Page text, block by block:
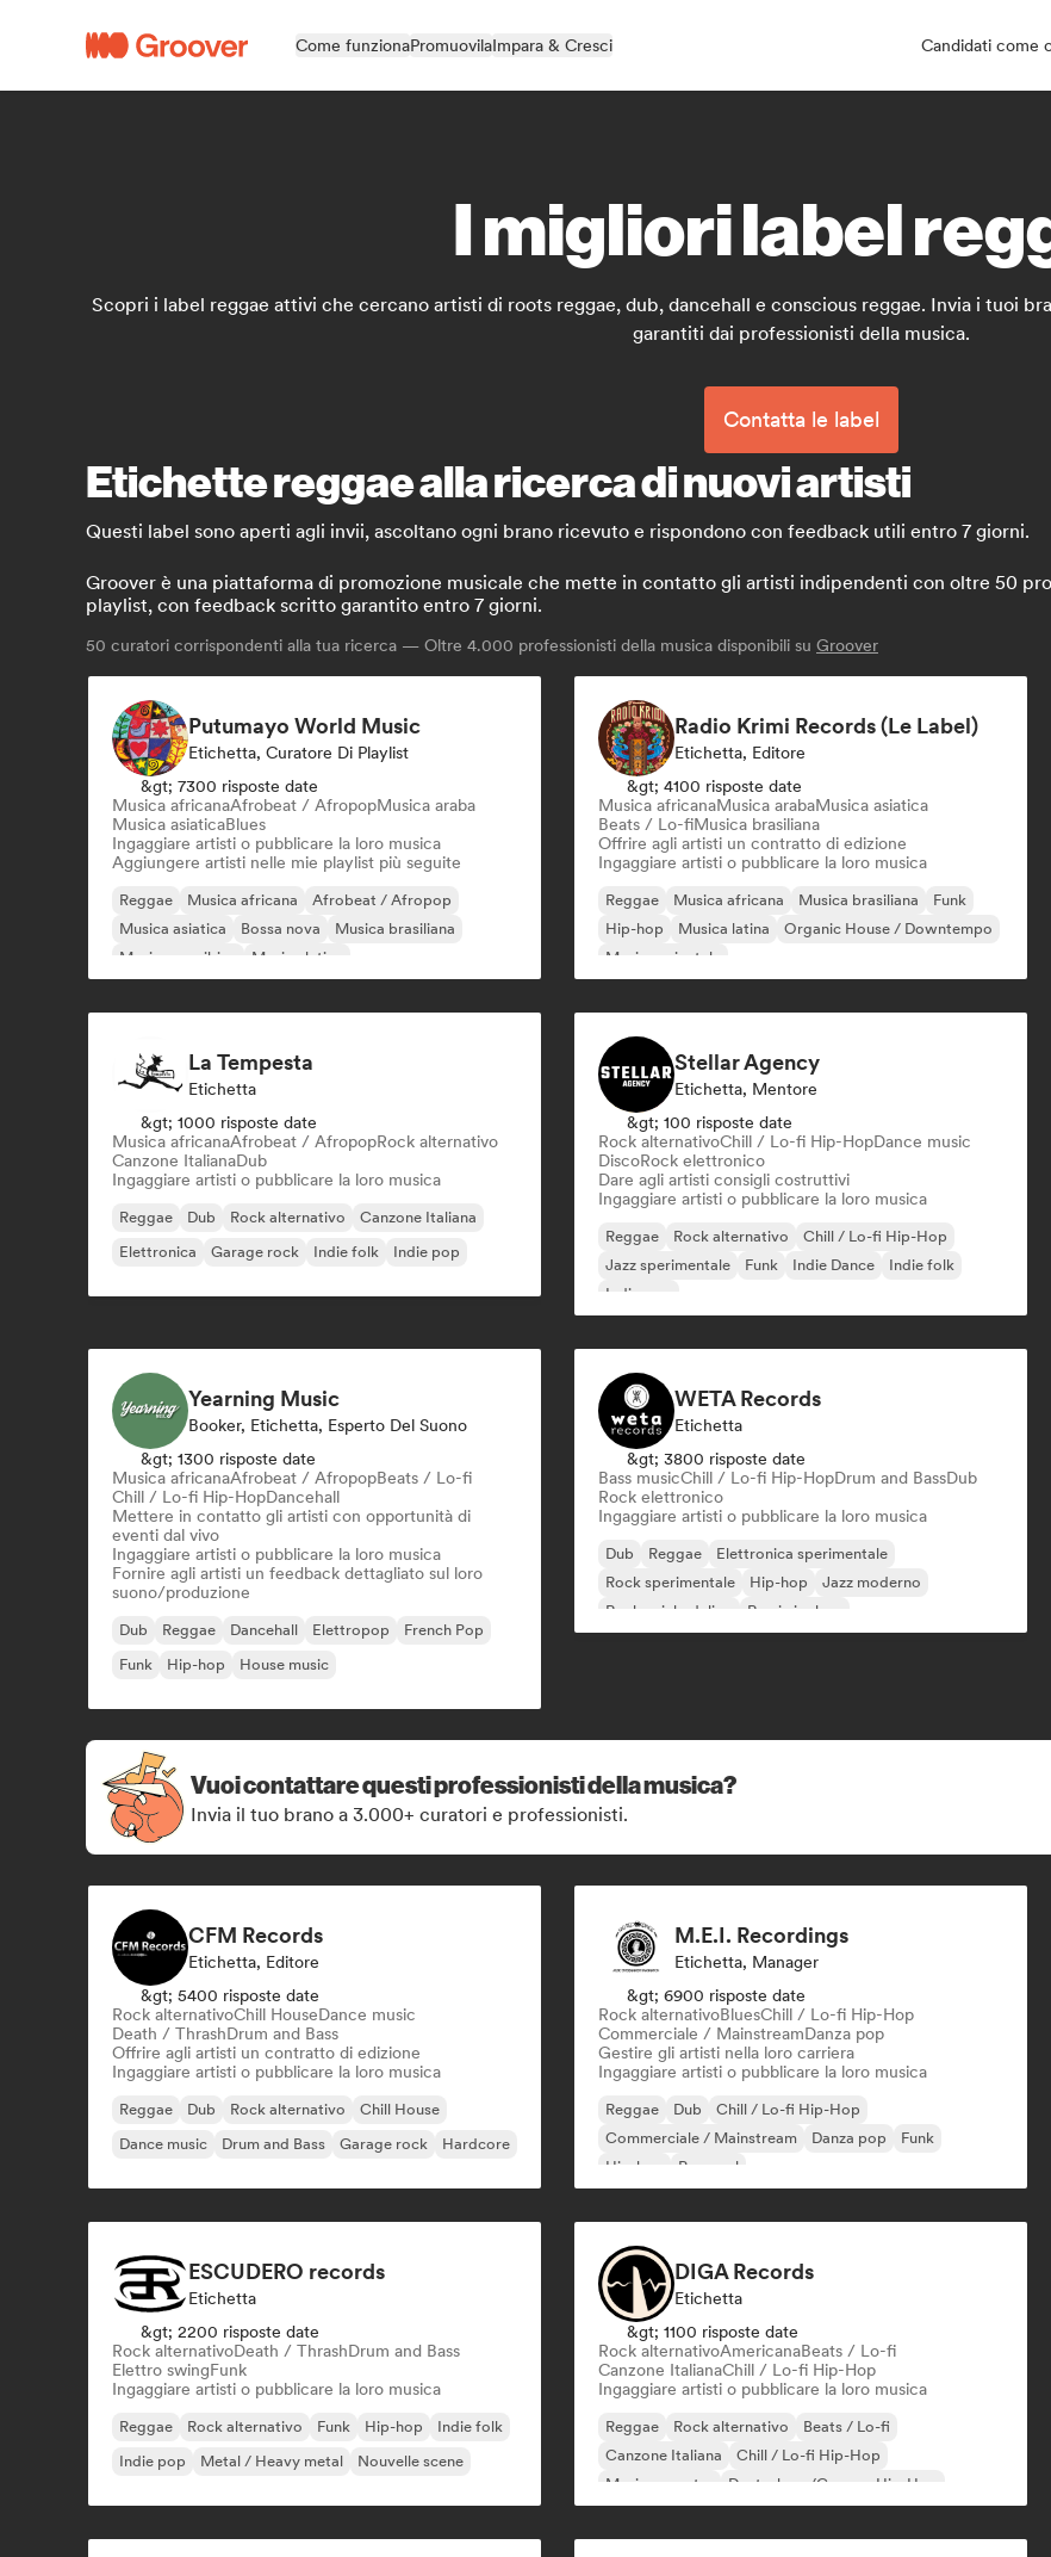
Come funzionaPromuovilaImpara & Cresci Candidati come
I migliori label
Scopri i label reggae attivi che cercano artisti di roots reggae, dub, dancehall e conscious reggae. Invia i tuoi
garantiti dai professionisti della musica.
Contatta le label
Etichette reggae alla ricerca di nuovi artisti
Questi label sono aperti agli invii, ascoltano ogni brano ricevuto e rispondono con feedback utili entro 7 giorni.
Groover è una piattaforma di promozione musicale che mette in contatto gli artisti indipendenti con oltre 50
playlist, con feedback scritto garantito entro 7 giorni.
50 curatori corrispondenti alla tua ricerca — Oltre 4.000 professionisti della musica disponibili su Groover
Putumayo World Music
Etichetta, Curatore Di Playlist
&gt; 7300 risposte date
Musica africanaAfrobeat / AfropopMusica araba
Musica asiaticaBlues
Ingaggiare artisti o pubblicare la loro musica
Aggiungere artisti nelle mie playlist più seguite
Reggae Musica africana
Afrobeat / Afropop
Musica asiatica
Bossa nova
Musica brasiliana
Musica caraibica
Musica latina
Radio Krimi Records (Le Label)
Etichetta, Editore
&gt; 4100 risposte date
Musica africanaMusica arabaMusica asiatica
Beats / Lo-fiMusica brasiliana
Offrire agli artisti un contratto di edizione
Ingaggiare artisti o pubblicare la loro musica
Reggae Musica africana Musica brasiliana
Funk
Hip-hop
Musica latina
Organic House / Downtempo
Musica orientale
La Tempesta
Etichetta
&gt; 1000 risposte date
Musica africanaAfrobeat / AfropopRock alternativo
Canzone ItalianaDub
Ingaggiare artisti o pubblicare la loro musica
Reggae Dub Rock alternativo
Canzone Italiana
Elettronica
Garage rock Indie folk Indie pop
Stellar Agency
Etichetta, Mentore
&gt; 100 risposte date
Rock alternativoChill / Lo-fi Hip-HopDance music
DiscoRock elettronico
Dare agli artisti consigli costruttivi
Ingaggiare artisti o pubblicare la loro musica
Reggae Rock alternativo
Chill / Lo-fi Hip-Hop
Jazz sperimentale
Funk Indie Dance
Indie folk
Indie pop
Yearning Music
Booker, Etichetta, Esperto Del Suono
&gt; 1300 risposte date
Musica africanaAfrobeat / AfropopBeats / Lo-fi
Chill / Lo-fi Hip-HopDancehall
Mettere in contatto gli artisti con opportunità di
eventi dal vivo
Ingaggiare artisti o pubblicare la loro musica
Fornire agli artisti un feedback dettagliato sul loro
suono/produzione
Dub Reggae Dancehall Elettropop
French Pop
Funk
Hip-hop House music
WETA Records
Etichetta
&gt; 3800 risposte date
Bass musicChill / Lo-fi Hip-HopDrum and BassDub
Rock elettronico
Ingaggiare artisti o pubblicare la loro musica
Dub Reggae
Elettronica sperimentale
Rock sperimentale
Hip-hop
Jazz moderno
Rock psichedelico
Rap in inglese
Vuoi contattare questi professionisti della musica?
Invia il tuo brano a 3.000+ curatori e professionisti.
CFM Records
Etichetta, Editore
&gt; 5400 risposte date
Rock alternativoChill HouseDance music
Death / ThrashDrum and Bass
Offrire agli artisti un contratto di edizione
Ingaggiare artisti o pubblicare la loro musica
Reggae Dub Rock alternativo
Chill House
Dance music
Drum and Bass Garage rock Hardcore
M.E.I. Recordings
Etichetta, Manager
&gt; 6900 risposte date
Rock alternativoBluesChill / Lo-fi Hip-Hop
Commerciale / MainstreamDanza pop
Gestire gli artisti nella loro carriera
Ingaggiare artisti o pubblicare la loro musica
Reggae Dub
Chill / Lo-fi Hip-Hop
Commerciale / Mainstream
Danza pop
Funk
Hip-hop
Pop soul
ESCUDERO records
Etichetta
&gt; 2200 risposte date
Rock alternativoDeath / ThrashDrum and Bass
Elettro swingFunk
Ingaggiare artisti o pubblicare la loro musica
Reggae Rock alternativo Funk Hip-hop
Indie folk
Indie pop
Metal / Heavy metal Nouvelle scene
DIGA Records
Etichetta
&gt; 1100 risposte date
Rock alternativoAmericanaBeats / Lo-fi
Canzone ItalianaChill / Lo-fi Hip-Hop
Ingaggiare artisti o pubblicare la loro musica
Reggae Rock alternativo
Beats / Lo-fi
Canzone Italiana
Chill / Lo-fi Hip-Hop
Musica country
Deutschrap/German Hip-Hop